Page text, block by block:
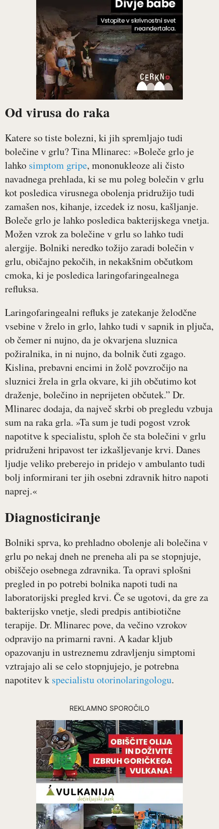
Od virusa do raka
Katere so tiste bolezni, ki jih spremljajo tudi
bolečine v grlu? Tina Mlinarec: »Boleče grlo je
lahko simptom gripe, mononukleoze ali čisto
navadnega prehlada, ki se mu poleg bolečin v grlu
kot posledica virusnega obolenja pridružijo tudi
zamašen nos, kihanje, izcedek iz nosu, kašljanje.
Boleče grlo je lahko posledica bakterijskega vnetja.
Možen vzrok za bolečine v grlu so lahko tudi
alergije. Bolniki neredko tožijo zaradi bolečin v
grlu, običajno pekočih, in nekakšnim občutkom
cmoka, ki je posledica laringofaringealnega
refluksa.
Laringofaringealni refluks je zatekanje želodčne
vsebine v žrelo in grlo, lahko tudi v sapnik in pljuča,
ob čemer ni nujno, da je okvarjena sluznica
požiralnika, in ni nujno, da bolnik čuti zgago.
Kislina, prebavni encimi in žolč povzročijo na
sluznici žrela in grla okvare, ki jih občutimo kot
draženje, bolečino in neprijeten občutek.” Dr.
Mlinarec dodaja, da največ skrbi ob pregledu vzbuja
sum na raka grla. »Ta sum je tudi pogost vzrok
napotitve k specialistu, sploh če sta bolečini v grlu
pridruženi hripavost ter izkašljevanje krvi. Danes
ljudje veliko preberejo in pridejo v ambulanto tudi
bolj informirani ter jih osebni zdravnik hitro napoti
naprej.«
Diagnosticiranje
Bolniki sprva, ko prehladno obolenje ali bolečina v
grlu po nekaj dneh ne preneha ali pa se stopnjuje,
obiščejo osebnega zdravnika. Ta opravi splošni
pregled in po potrebi bolnika napoti tudi na
laboratorijski pregled krvi. Če se ugotovi, da gre za
bakterijsko vnetje, sledi predpis antibiotične
terapije. Dr. Mlinarec pove, da večino vzrokov
odpravijo na primarni ravni. A kadar kljub
opazovanju in ustreznemu zdravljenju simptomi
vztrajajo ali se celo stopnjujejo, je potrebna
napotitev k specialistu otorinolaringologu.
REKLAMNO SPOROČILO